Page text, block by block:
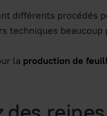
différents procédés
techniques beaucoup
la production de